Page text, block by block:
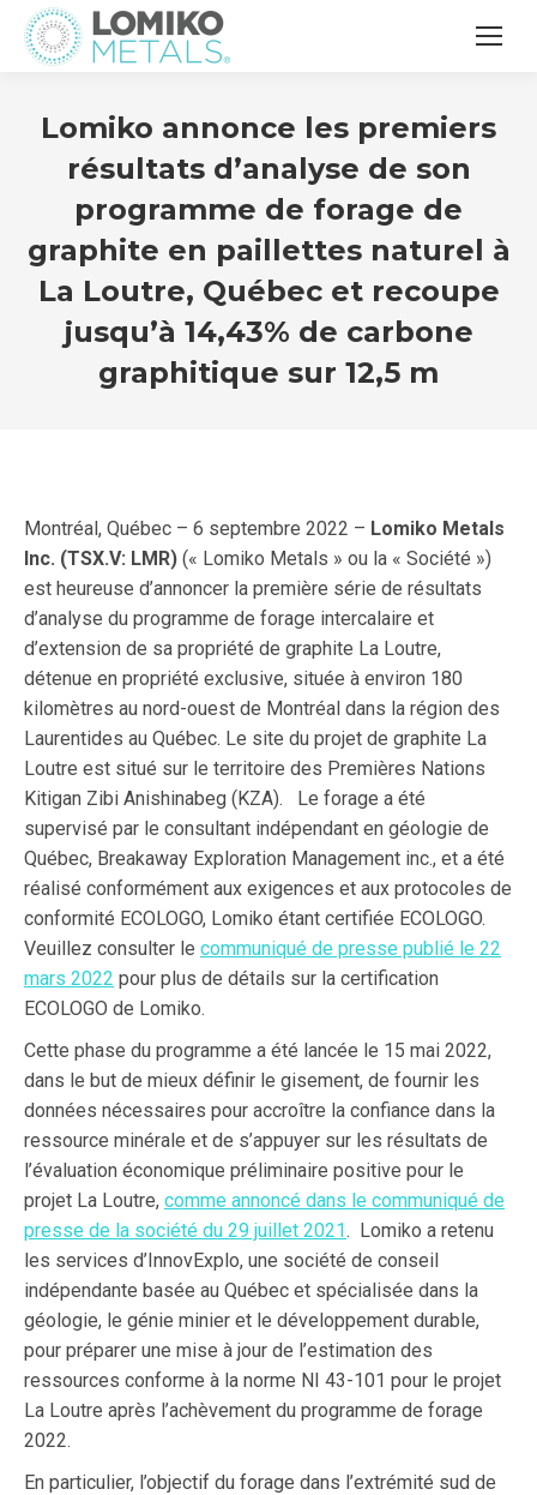
Lomiko annonce les premiers
résultats d’analyse de son
programme de forage de
graphite en paillettes naturel à
La Loutre, Québec et recoupe
jusqu’à 14,43% de carbone
graphitique sur 12,5 m
Montréal, Québec – 6 septembre 2022 – Lomiko Metals
Inc. (TSX.V: LMR) (« Lomiko Metals » ou la « Société »)
est heureuse d’annoncer la première série de résultats
d’analyse du programme de forage intercalaire et
d’extension de sa propriété de graphite La Loutre,
détenue en propriété exclusive, située à environ 180
kilomètres au nord-ouest de Montréal dans la région des
Laurentides au Québec. Le site du projet de graphite La
Loutre est situé sur le territoire des Premières Nations
Kitigan Zibi Anishinabeg (KZA). Le forage a été
supervisé par le consultant indépendant en géologie de
Québec, Breakaway Exploration Management inc., et a été
réalisé conformément aux exigences et aux protocoles de
conformité ECOLOGO, Lomiko étant certifiée ECOLOGO.
Veuillez consulter le communiqué de presse publié le 22
mars 2022 pour plus de détails sur la certification
ECOLOGO de Lomiko.
Cette phase du programme a été lancée le 15 mai 2022,
dans le but de mieux définir le gisement, de fournir les
données nécessaires pour accroître la confiance dans la
ressource minérale et de s’appuyer sur les résultats de
l’évaluation économique préliminaire positive pour le
projet La Loutre, comme annoncé dans le communiqué de
presse de la société du 29 juillet 2021. Lomiko a retenu
les services d’InnovExplo, une société de conseil
indépendante basée au Québec et spécialisée dans la
géologie, le génie minier et le développement durable,
pour préparer une mise à jour de l’estimation des
ressources conforme à la norme NI 43-101 pour le projet
La Loutre après l’achèvement du programme de forage
2022.
En particulier, l’objectif du forage dans l’extrémité sud de